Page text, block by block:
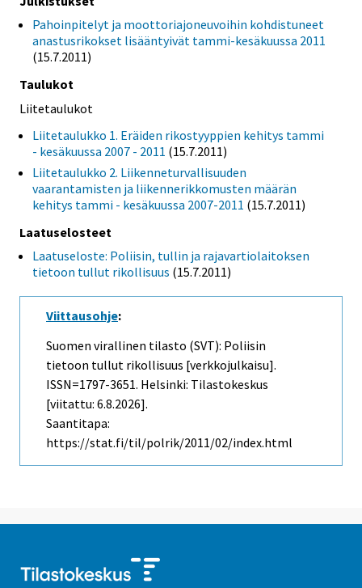
Pahoinpitelyt ja moottoriajoneuvoihin kohdistuneet
anastusrikokset lisääntyivät tammi-kesäkuussa 2011
(15.7.2011)
Taulukot
Liitetaulukot
Liitetaulukko 1. Eräiden rikostyyppien kehitys tammi
- kesäkuussa 2007 - 2011 (15.7.2011)
Liitetaulukko 2. Liikenneturvallisuuden
vaarantamisten ja liikennerikkomusten määrän
kehitys tammi - kesäkuussa 2007-2011 (15.7.2011)
Laatuselosteet
Laatuseloste: Poliisin, tullin ja rajavartiolaitoksen
tietoon tullut rikollisuus (15.7.2011)
Viittausohje:
Suomen virallinen tilasto (SVT): Poliisin
tietoon tullut rikollisuus [verkkojulkaisu].
ISSN=1797-3651. Helsinki: Tilastokeskus
[viitattu: 6.8.2026].
Saantitapa:
https://stat.fi/til/polrik/2011/02/index.html